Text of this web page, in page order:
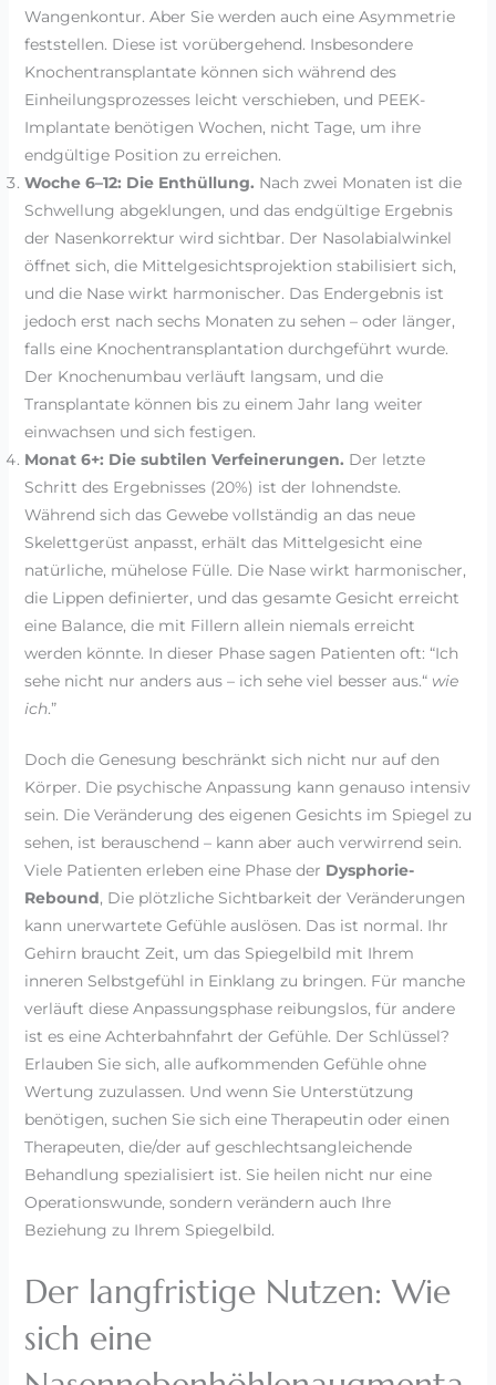
Wangenkontur. Aber Sie werden auch eine Asymmetrie
feststellen. Diese ist vorübergehend. Insbesondere
Knochentransplantate können sich während des
Einheilungsprozesses leicht verschieben, und PEEK-
Implantate benötigen Wochen, nicht Tage, um ihre
endgültige Position zu erreichen.
Woche 6–12: Die Enthüllung. Nach zwei Monaten ist die
Schwellung abgeklungen, und das endgültige Ergebnis
der Nasenkorrektur wird sichtbar. Der Nasolabialwinkel
öffnet sich, die Mittelgesichtsprojektion stabilisiert sich,
und die Nase wirkt harmonischer. Das Endergebnis ist
jedoch erst nach sechs Monaten zu sehen – oder länger,
falls eine Knochentransplantation durchgeführt wurde.
Der Knochenumbau verläuft langsam, und die
Transplantate können bis zu einem Jahr lang weiter
einwachsen und sich festigen.
Monat 6+: Die subtilen Verfeinerungen. Der letzte
Schritt des Ergebnisses (20%) ist der lohnendste.
Während sich das Gewebe vollständig an das neue
Skelettgerüst anpasst, erhält das Mittelgesicht eine
natürliche, mühelose Fülle. Die Nase wirkt harmonischer,
die Lippen definierter, und das gesamte Gesicht erreicht
eine Balance, die mit Fillern allein niemals erreicht
werden könnte. In dieser Phase sagen Patienten oft: “Ich
sehe nicht nur anders aus – ich sehe viel besser aus.“ wie
ich.”
Doch die Genesung beschränkt sich nicht nur auf den
Körper. Die psychische Anpassung kann genauso intensiv
sein. Die Veränderung des eigenen Gesichts im Spiegel zu
sehen, ist berauschend – kann aber auch verwirrend sein.
Viele Patienten erleben eine Phase der Dysphorie-
Rebound, Die plötzliche Sichtbarkeit der Veränderungen
kann unerwartete Gefühle auslösen. Das ist normal. Ihr
Gehirn braucht Zeit, um das Spiegelbild mit Ihrem
inneren Selbstgefühl in Einklang zu bringen. Für manche
verläuft diese Anpassungsphase reibungslos, für andere
ist es eine Achterbahnfahrt der Gefühle. Der Schlüssel?
Erlauben Sie sich, alle aufkommenden Gefühle ohne
Wertung zuzulassen. Und wenn Sie Unterstützung
benötigen, suchen Sie sich eine Therapeutin oder einen
Therapeuten, die/der auf geschlechtsangleichende
Behandlung spezialisiert ist. Sie heilen nicht nur eine
Operationswunde, sondern verändern auch Ihre
Beziehung zu Ihrem Spiegelbild.
Der langfristige Nutzen: Wie
sich eine